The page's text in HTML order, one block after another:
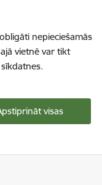
nepieciešamās
vietnē var tikt
visas